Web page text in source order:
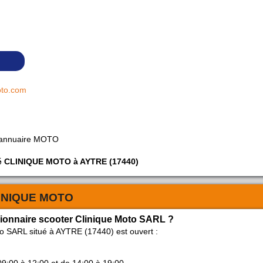
MOTO
MOTO à AYTRE (17440)
MOTO
scooter Clinique Moto SARL ?
situé à AYTRE (17440) est ouvert :